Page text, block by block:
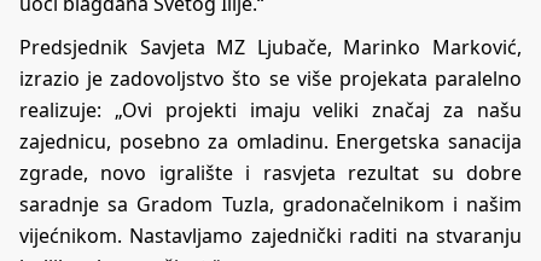
Predsjednik Savjeta MZ Ljubače, Marinko Marković,
izrazio je zadovoljstvo što se više projekata paralelno
realizuje: „Ovi projekti imaju veliki značaj za našu
zajednicu, posebno za omladinu. Energetska sanacija
zgrade, novo igralište i rasvjeta rezultat su dobre
saradnje sa Gradom Tuzla, gradonačelnikom i našim
vijećnikom. Nastavljamo zajednički raditi na stvaranju